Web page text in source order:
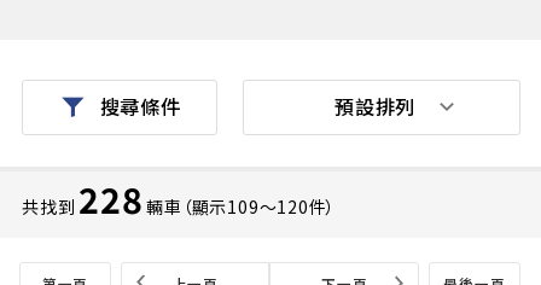
搜尋條件
共找到 228 輛車（顯示109〜120件）
預設排列